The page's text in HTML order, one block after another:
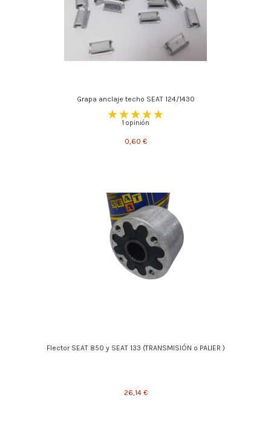
Grapa anclaje techo SEAT 124/1430
1 opinión
0,60 €
Flector SEAT 850 y SEAT 133 (TRANSMISIÓN o PALIER )
26,14 €